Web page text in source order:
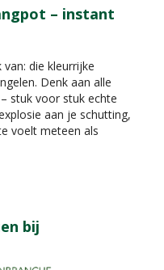
– instant
die kleurrijke
Denk aan alle
stuk voor stuk echte
aan je schutting,
voelt meteen als
bij